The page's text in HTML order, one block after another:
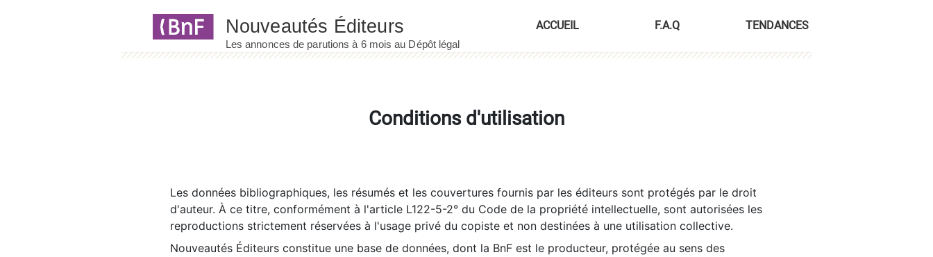
ACCUEIL F.A.Q TENDANCES
Conditions d'utilisation
Les données bibliographiques, les résumés et les couvertures fournis par les éditeurs sont protégés par le droit
d'auteur. À ce titre, conformément à l'article L122-5-2° du Code de la propriété intellectuelle, sont autorisées les
reproductions strictement réservées à l'usage privé du copiste et non destinées à une utilisation collective.
Nouveautés Éditeurs constitue une base de données, dont la BnF est le producteur, protégée au sens des